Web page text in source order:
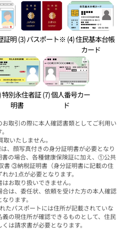
証明 (3) パスポート※ (4) 住民基本台帳
カード
特別永住者証
明書
(7) 個人番号カー
ド
取引の際に本人確認書類としてご利用い
いたしません。
、顔写真付きの身分証明書が必要となり
書の場合、各種健康保険証に加え、①公共
書 ③納税証明書（身分証明書に記載の住
か1点が必要となります。
お取り扱いできません。
は、委任状、依頼を受けた方の本人確認
ります。
たパスポートには住所が記載されていな
の現住所が確認できるものとして、住民
は請求書が必要となります。